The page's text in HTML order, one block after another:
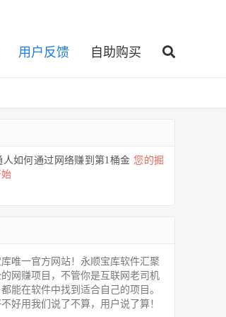
用户反馈 自助购买
如何通过网络赚到第1桶金 您的掘
唯一官方网站！永顺宝库软件汇聚
的网赚项目，不管你是互联网老司机
能在软件中找到适合自己的项目。
好用我们说了不算，用户说了算！